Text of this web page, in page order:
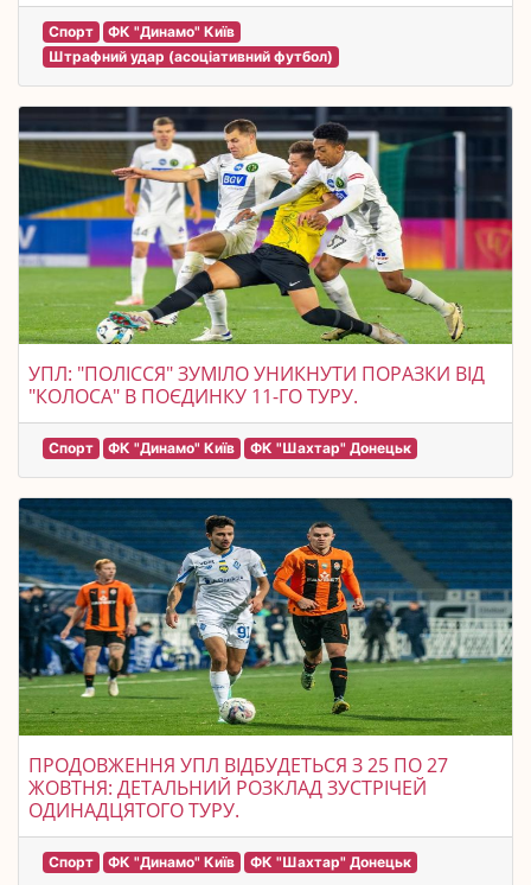
Спорт
ФК "Динамо" Київ
Штрафний удар (асоціативний футбол)
УПЛ: "ПОЛІССЯ" ЗУМІЛО УНИКНУТИ ПОРАЗКИ ВІД
"КОЛОСА" В ПОЄДИНКУ 11-ГО ТУРУ.
Спорт ФК "Динамо" Київ ФК "Шахтар" Донецьк
ПРОДОВЖЕННЯ УПЛ ВІДБУДЕТЬСЯ З 25 ПО 27
ЖОВТНЯ: ДЕТАЛЬНИЙ РОЗКЛАД ЗУСТРІЧЕЙ
ОДИНАДЦЯТОГО ТУРУ.
Спорт ФК "Динамо" Київ ФК "Шахтар" Донецьк